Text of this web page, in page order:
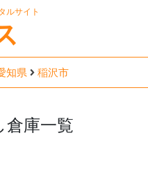
ルサイト
知県 稲沢市
倉庫一覧